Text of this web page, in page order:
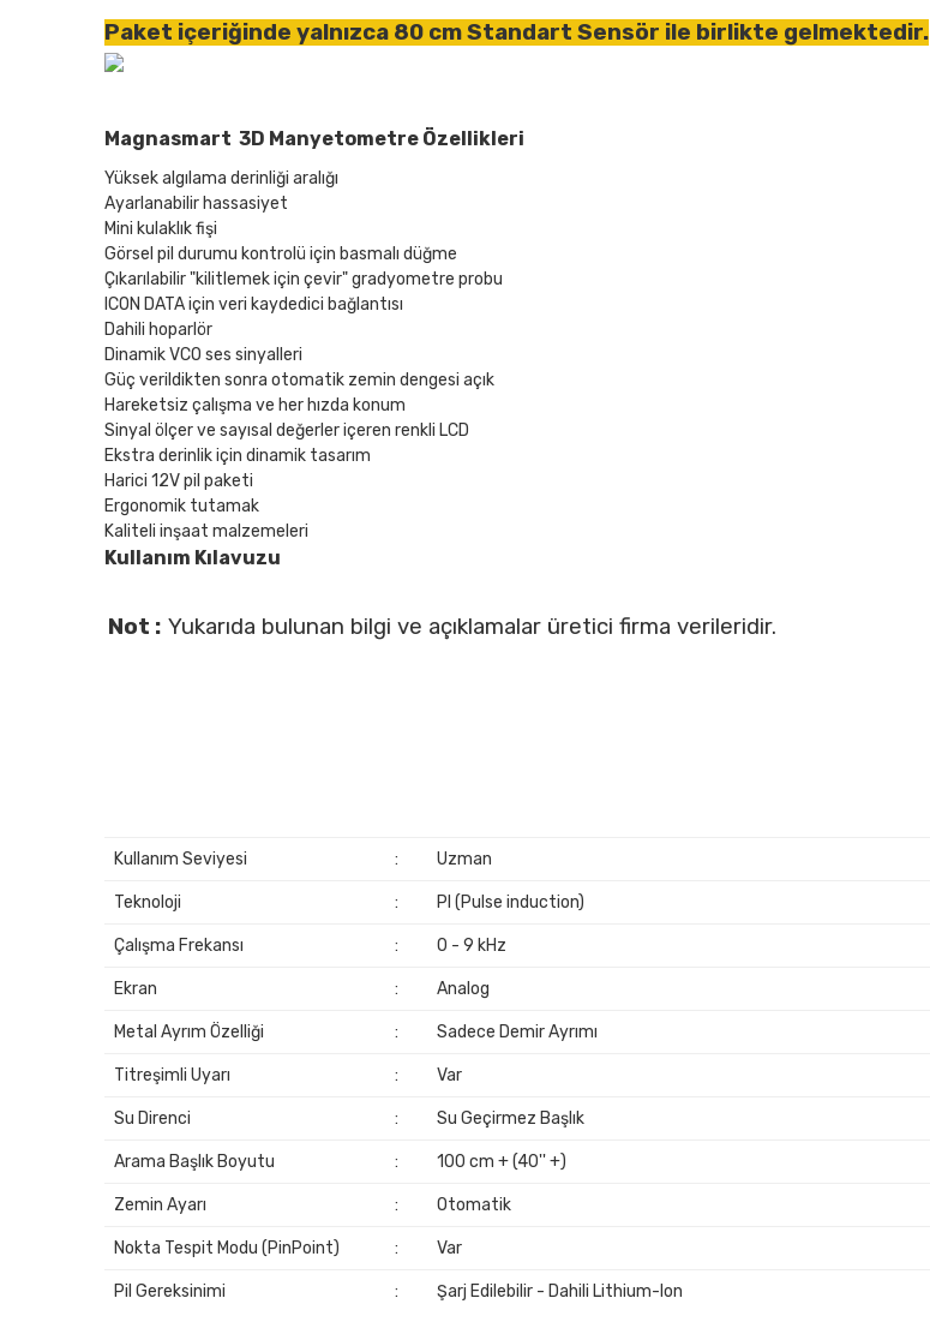
Paket içeriğinde yalnızca 80 cm Standart Sensör ile birlikte gelmektedir.
Magnasmart 3D Manyetometre Özellikleri
Yüksek algılama derinliği aralığı
Ayarlanabilir hassasiyet
Mini kulaklık fişi
Görsel pil durumu kontrolü için basmalı düğme
Çıkarılabilir "kilitlemek için çevir" gradyometre probu
ICON DATA için veri kaydedici bağlantısı
Dahili hoparlör
Dinamik VCO ses sinyalleri
Güç verildikten sonra otomatik zemin dengesi açık
Hareketsiz çalışma ve her hızda konum
Sinyal ölçer ve sayısal değerler içeren renkli LCD
Ekstra derinlik için dinamik tasarım
Harici 12V pil paketi
Ergonomik tutamak
Kaliteli inşaat malzemeleri
Kullanım Kılavuzu
Not : Yukarıda bulunan bilgi ve açıklamalar üretici firma verileridir.
Kullanım Seviyesi : Uzman
Teknoloji : PI (Pulse induction)
Çalışma Frekansı : 0 - 9 kHz
Ekran : Analog
Metal Ayrım Özelliği : Sadece Demir Ayrımı
Titreşimli Uyarı : Var
Su Direnci : Su Geçirmez Başlık
Arama Başlık Boyutu : 100 cm + (40'' +)
Zemin Ayarı : Otomatik
Nokta Tespit Modu (PinPoint) : Var
Pil Gereksinimi : Şarj Edilebilir - Dahili Lithium-Ion